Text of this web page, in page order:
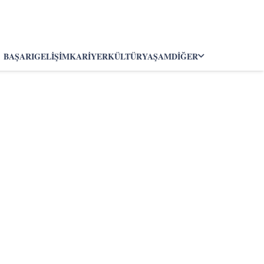
BAŞARIGELIŞIMKARIYERKÜLTÜRYAŞAMDIĞER